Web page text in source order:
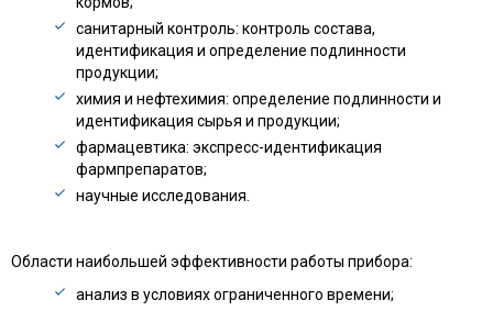
санитарный контроль: контроль состава,
идентификация и определение подлинности
продукции;
химия и нефтехимия: определение подлинности и
идентификация сырья и продукции;
фармацевтика: экспресс-идентификация
фармпрепаратов;
научные исследования.
Области наибольшей эффективности работы прибора:
анализ в условиях ограниченного времени;